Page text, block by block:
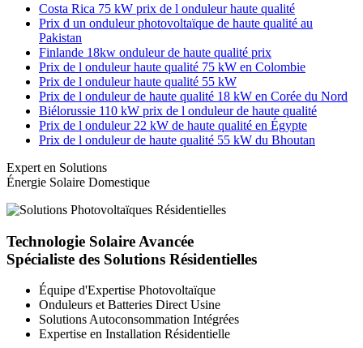
Costa Rica 75 kW prix de l onduleur haute qualité
Prix d un onduleur photovoltaïque de haute qualité au
Pakistan
Finlande 18kw onduleur de haute qualité prix
Prix de l onduleur haute qualité 75 kW en Colombie
Prix de l onduleur haute qualité 55 kW
Prix de l onduleur de haute qualité 18 kW en Corée du Nord
Biélorussie 110 kW prix de l onduleur de haute qualité
Prix de l onduleur 22 kW de haute qualité en Égypte
Prix de l onduleur de haute qualité 55 kW du Bhoutan
Expert en Solutions
Énergie Solaire Domestique
Technologie Solaire Avancée
Spécialiste des Solutions Résidentielles
Équipe d'Expertise Photovoltaïque
Onduleurs et Batteries Direct Usine
Solutions Autoconsommation Intégrées
Expertise en Installation Résidentielle